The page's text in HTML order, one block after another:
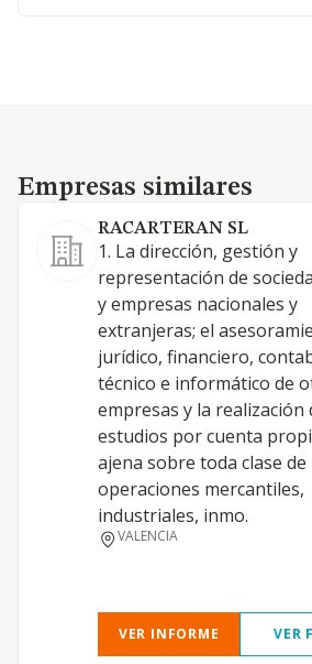
Empresas similares
Empresas similares
RACARTERAN SL
1. La dirección, gestión y
representación de
y empresas nacionales y
extranjeras; el
jurídico, financiero,
técnico e informático de
empresas y la realización
estudios por cuenta
ajena sobre toda clase de
operaciones mercantiles,
industriales, inmo.
VALENCIA
VER INFORME VER